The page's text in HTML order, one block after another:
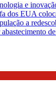
e
dos EUA
a